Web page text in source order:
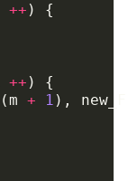
++ )
{
++ )
{
(m + 1 ), new_F